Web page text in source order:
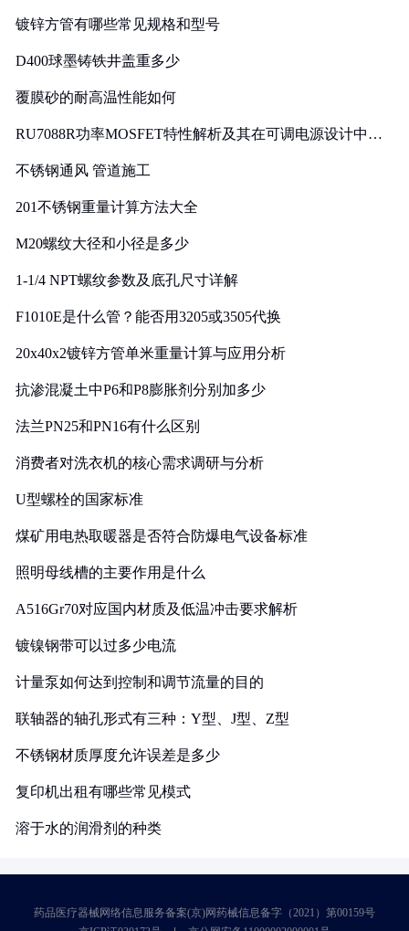
镀锌方管有哪些常见规格和型号
D400球墨铸铁井盖重多少
覆膜砂的耐高温性能如何
RU7088R功率MOSFET特性解析及其在可调电源设计中的
不锈钢通风 管道施工
201不锈钢重量计算方法大全
M20螺纹大径和小径是多少
1-1/4 NPT螺纹参数及底孔尺寸详解
F1010E是什么管？能否用3205或3505代换
20x40x2镀锌方管单米重量计算与应用分析
抗渗混凝土中P6和P8膨胀剂分别加多少
法兰PN25和PN16有什么区别
消费者对洗衣机的核心需求调研与分析
U型螺栓的国家标准
煤矿用电热取暖器是否符合防爆电气设备标准
照明母线槽的主要作用是什么
A516Gr70对应国内材质及低温冲击要求解析
镀镍钢带可以过多少电流
计量泵如何达到控制和调节流量的目的
联轴器的轴孔形式有三种：Y型、J型、Z型
不锈钢材质厚度允许误差是多少
复印机出租有哪些常见模式
溶于水的润滑剂的种类
药品医疗器械网络信息服务备案(京)网药械信息备字（2021）第00159号